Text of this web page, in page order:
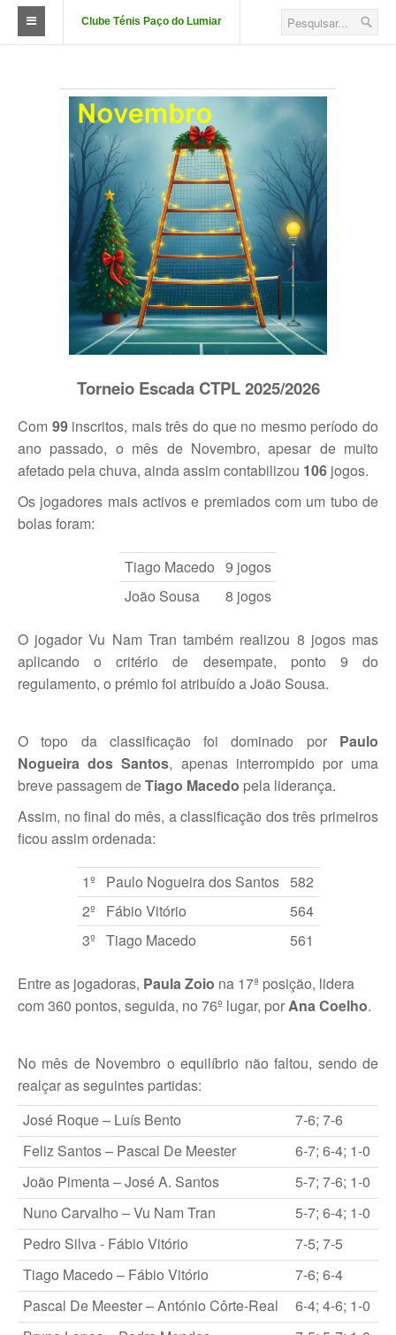
Clube Ténis Paço do Lumiar
FAÇA-SE SÓCIO
Quotizações
Aluguer de Campos
Court Passe
Estatutos
Corpos Sociais
Descontos e Parcerias
Localização
Fotos das Instalações
Jogar em Terra Batida
Boas Práticas, Bons Jogos
Regras do Ténis
Links Úteis
Azinhaga da Fonte Velha 32 Paço do Lumiar - Lisboa 1600-461
965486199 - incluindo Marcação de Courts
Enviar E-mail através de Formulário
Torneios
Torneios Oficiais
Torneios Escada
Notícias do Clube
Notícias Torneios Oficiais
Entrevistas
Fotografias
Galeria 2016
Torneio Jovens Esperanças VIII
Interclubes 2016
Torneio Open Primavera
Veteranos B Lumiar
Lumiar Kids Cup XV
Masters REVOR e Torneio Social
Torneio Escada CTPL 2025/2026
Com 99inscritos, mais três do que no mesmo período do
ano passado, o mês de Novembro, apesar de muito
afetado pela chuva, ainda assim contabilizou 106 jogos.
Os jogadores mais activos e premiados com um tubo de
bolas foram:
Tiago Macedo 9 jogos
João Sousa
8 jogos
O jogador Vu Nam Tran também realizou 8 jogos mas
aplicando o critério de desempate, ponto 9 do
regulamento, o prémio foi atribuído a João Sousa.
O topo da classificação foi dominado por Paulo
Nogueira dos Santos, apenas interrompido por uma
breve passagem deTiago Macedo pela liderança.
Assim, no final do mês, a classificação dos três primeiros
ficou assim ordenada:
1º Paulo Nogueira dos Santos 582
2º
Fábio Vitório
564
3º Tiago Macedo 561
Entre as jogadoras, Paula Zoio na 17ª posição, lidera
com 360 pontos, seguida, no 76º lugar, porAna Coelho.
No mês de Novembro o equilíbrio não faltou, sendo de
realçar as seguintes partidas:
José Roque – Luís Bento
7-6; 7-6
Feliz Santos – Pascal De Meester
6-7; 6-4; 1-0
João Pimenta – José A. Santos
5-7; 7-6; 1-0
Nuno Carvalho – Vu Nam Tran
5-7; 6-4; 1-0
Pedro Silva - Fábio Vitório
7-5; 7-5
Tiago Macedo – Fábio Vitório
7-6; 6-4
Pascal De Meester – António Côrte-Real
6-4; 4-6; 1-0